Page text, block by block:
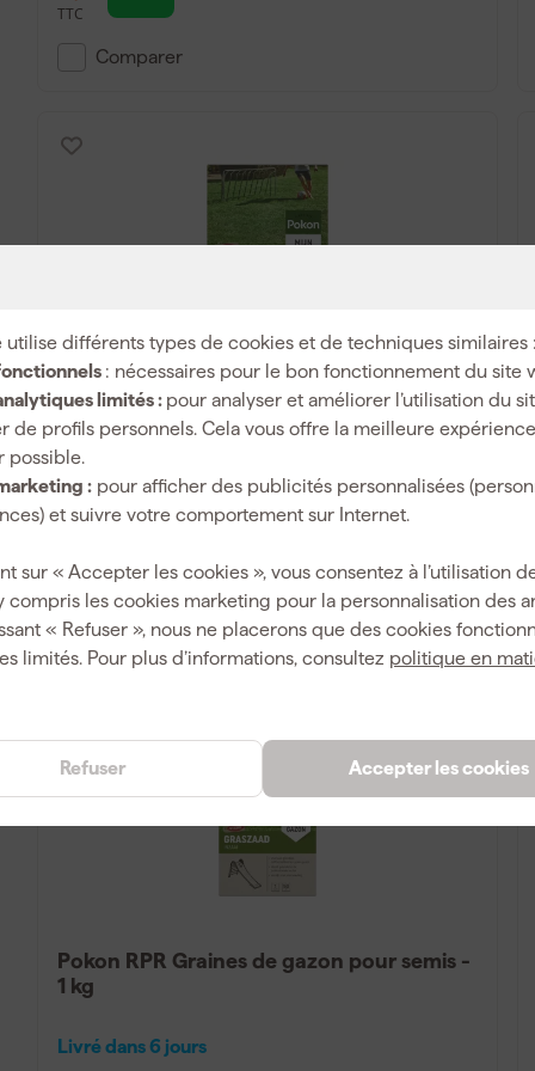
utilise différents types de cookies et de techniques similaires :
: nécessaires pour le bon fonctionnement du site
limités : pour analyser et améliorer l’utilisation du
de profils personnels. Cela vous offre la meilleure expérience
possible.
: pour afficher des publicités personnalisées
et suivre votre comportement sur Internet.
sur « Accepter les cookies », vous consentez à l’utilisation
compris les cookies marketing pour la personnalisation des
« Refuser », nous ne placerons que des cookies
limités. Pour plus d’informations, consultez politique en
Accepter les cookies
Refuser
TTC
Comparer
Pokon RPR Semences de gazon Semis -
500 g
Livré dans 6 jours
21,
TTC
Comparer
Pokon RPR Graines de gazon pour semis -
1 kg
Livré dans 6 jours